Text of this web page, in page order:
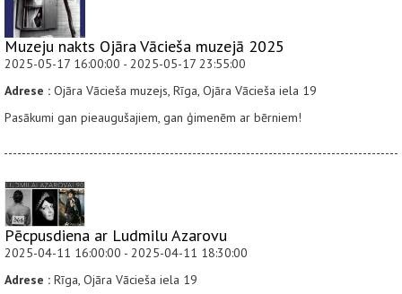
Muzeju nakts Ojāra Vācieša muzejā 2025
2025-05-17 16:00:00 - 2025-05-17 23:55:00
Adrese : Ojāra Vācieša muzejs, Rīga, Ojāra Vācieša iela 19
Pasākumi gan pieaugušajiem, gan ģimenēm ar bērniem!
Pēcpusdiena ar Ludmilu Azarovu
2025-04-11 16:00:00 - 2025-04-11 18:30:00
Adrese : Rīga, Ojāra Vācieša iela 19